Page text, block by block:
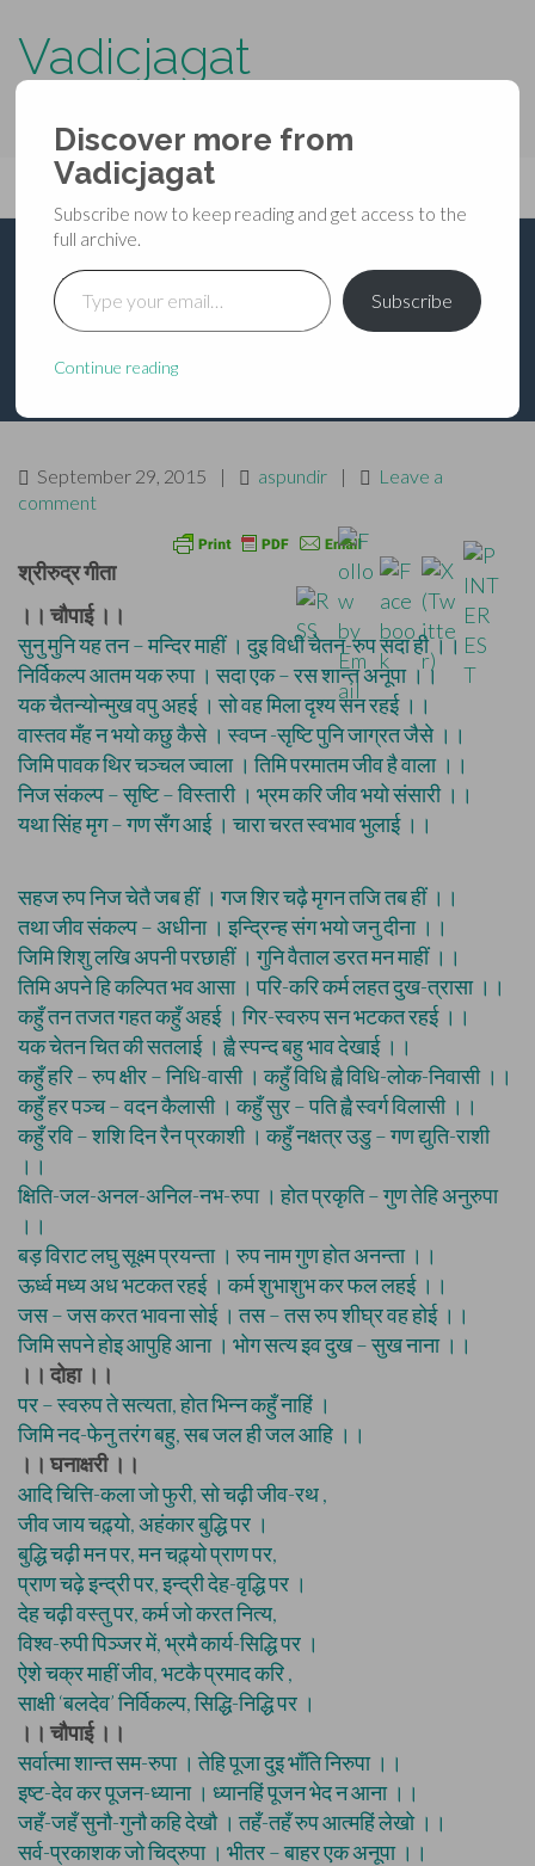
Vadicjagat
Primary
Menu
content
Vadicjagat
श्रीरुद्र गीता
September 29, 2015 | aspundir |
Leave a
comment
श्रीरुद्र गीता
।। चौपाई ।।
सुनु मुनि यह तन – मन्दिर माहीं । दुइ विधी चेतन-रुप सदा ही ।।
निर्विकल्प आतम यक रुपा । सदा एक – रस शान्त अनूपा ।।
यक चैतन्योन्मुख वपु अहई । सो वह मिला दृश्य सन रहई ।।
वास्तव मँह न भयो कछु कैसे । स्वप्न -सृष्टि पुनि जाग्रत जैसे ।।
जिमि पावक थिर चञ्चल ज्वाला । तिमि परमातम जीव है वाला ।।
निज संकल्प – सृष्टि – विस्तारी । भ्रम करि जीव भयो संसारी ।।
यथा सिंह मृग – गण सँग आई । चारा चरत स्वभाव भुलाई ।।
सहज रुप निज चेतै जब हीं । गज शिर चढ़ै मृगन तजि तब हीं ।।
तथा जीव संकल्प – अधीना । इन्द्रिन्ह संग भयो जनु दीना ।।
जिमि शिशु लखि अपनी परछाहीं । गुनि वैताल डरत मन माहीं ।।
तिमि अपने हि कल्पित भव आसा । परि-करि कर्म लहत दुख-त्रासा ।।
कहुँ तन तजत गहत कहुँ अहई । गिर-स्वरुप सन भटकत रहई ।।
यक चेतन चित की सतलाई । ह्वै स्पन्द बहु भाव देखाई ।।
कहुँ हरि – रुप क्षीर – निधि-वासी । कहुँ विधि ह्वै विधि-लोक-निवासी ।।
कहुँ हर पञ्च – वदन कैलासी । कहुँ सुर – पति ह्वै स्वर्ग विलासी ।।
कहुँ रवि – शशि दिन रैन प्रकाशी । कहुँ नक्षत्र उडु – गण द्युति-राशी
।।
क्षिति-जल-अनल-अनिल-नभ-रुपा । होत प्रकृति – गुण तेहि अनुरुपा
।।
बड़ विराट लघु सूक्ष्म प्रयन्ता । रुप नाम गुण होत अनन्ता ।।
ऊर्ध्व मध्य अध भटकत रहई । कर्म शुभाशुभ कर फल लहई ।।
जस – जस करत भावना सोई । तस – तस रुप शीघ्र वह होई ।।
जिमि सपने होइ आपुहि आना । भोग सत्य इव दुख – सुख नाना ।।
।। दोहा ।।
पर – स्वरुप ते सत्यता, होत भिन्न कहुँ नाहिं ।
जिमि नद-फेनु तरंग बहु, सब जल ही जल आहि ।।
।। घनाक्षरी ।।
आदि चित्ति-कला जो फुरी, सो चढ़ी जीव-रथ ,
जीव जाय चढ़्यो, अहंकार बुद्धि पर ।
बुद्धि चढ़ी मन पर, मन चढ़्यो प्राण पर,
प्राण चढ़े इन्द्री पर, इन्द्री देह-वृद्धि पर ।
देह चढ़ी वस्तु पर, कर्म जो करत नित्य,
विश्व-रुपी पिञ्जर में, भ्रमै कार्य-सिद्धि पर ।
ऐशे चक्र माहीं जीव, भटकै प्रमाद करि ,
साक्षी ‘बलदेव’ निर्विकल्प, सिद्धि-निद्धि पर ।
।। चौपाई ।।
सर्वात्मा शान्त सम-रुपा । तेहि पूजा दुइ भाँति निरुपा ।।
इष्ट-देव कर पूजन-ध्याना । ध्यानहिं पूजन भेद न आना ।।
जहँ-जहँ सुनौ-गुनौ कहि देखौ । तहँ-तहँ रुप आत्महिं लेखो ।।
सर्व-प्रकाशक जो चिद्रुपा । भीतर – बाहर एक अनूपा ।।
Discover more from
Vadicjagat
Subscribe now to keep reading and get access to the
full archive.
Type your email…
Subscribe
Continue reading